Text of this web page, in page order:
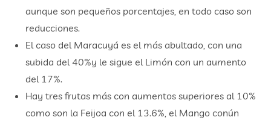
aunque son pequeños porcentajes, en todo caso son
reducciones.
El caso del Maracuyá es el más abultado, con una
subida del 40%y le sigue el Limón con un aumento
del 17%.
Hay tres frutas más con aumentos superiores al 10%
como son la Feijoa con el 13.6%, el Mango conún